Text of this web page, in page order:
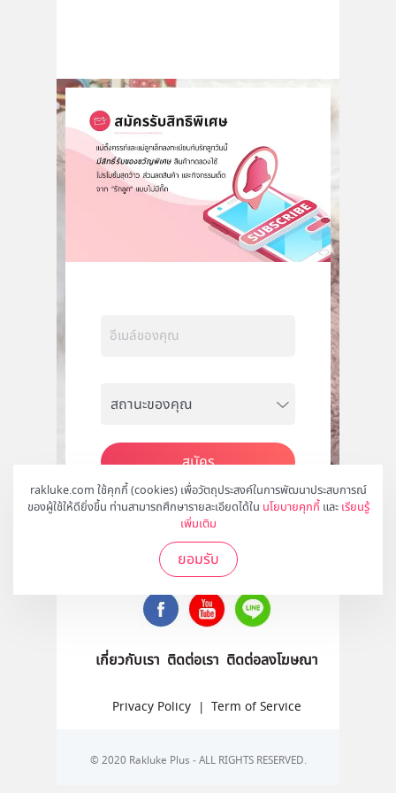
rakluke.com ใช้คุกกี้ (cookies) เพื่อวัตถุประสงค์ในการพัฒนาประสบการณ์
ของผู้ใช้ให้ดียิ่งขึ้น ท่านสามารถศึกษารายละเอียดได้ใน นโยบายคุกกี้ และ เรียนรู้
เพิ่มเติม
ยอมรับ
สมัคร
ติดตามเราได้ที่
เกี่ยวกับเรา ติดต่อเรา ติดต่อลงโฆษณา
Privacy Policy | Term of Service
© 2020 Rakluke Plus - ALL RIGHTS RESERVED.